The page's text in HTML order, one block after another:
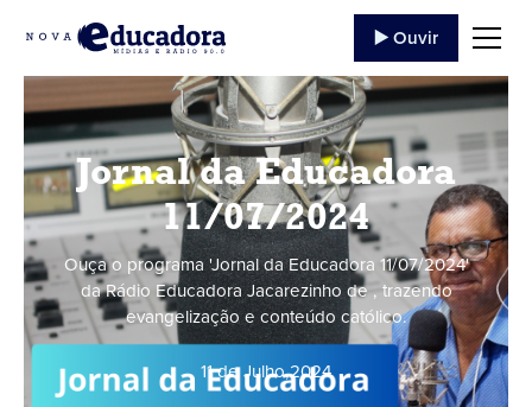
▶️ Ouvir
Jornal da Educadora
11/07/2024
Ouça o programa 'Jornal da Educadora 11/07/2024'
da Rádio Educadora Jacarezinho de , trazendo
evangelização e conteúdo católico.
11 de Julho,2024